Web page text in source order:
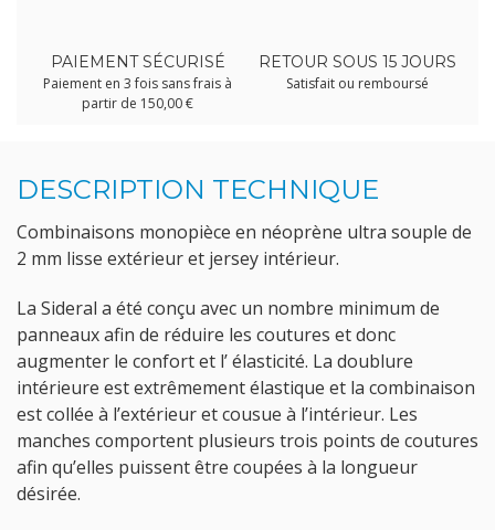
PAIEMENT SÉCURISÉ
Paiement en 3 fois sans frais à
partir de 150,00 €
RETOUR SOUS 15 JOURS
Satisfait ou remboursé
DESCRIPTION TECHNIQUE
Combinaisons monopièce en néoprène ultra souple de
2 mm lisse extérieur et jersey intérieur.
La Sideral a été conçu avec un nombre minimum de
panneaux afin de réduire les coutures et donc
augmenter le confort et l’ élasticité. La doublure
intérieure est extrêmement élastique et la combinaison
est collée à l’extérieur et cousue à l’intérieur. Les
manches comportent plusieurs trois points de coutures
afin qu’elles puissent être coupées à la longueur
désirée.